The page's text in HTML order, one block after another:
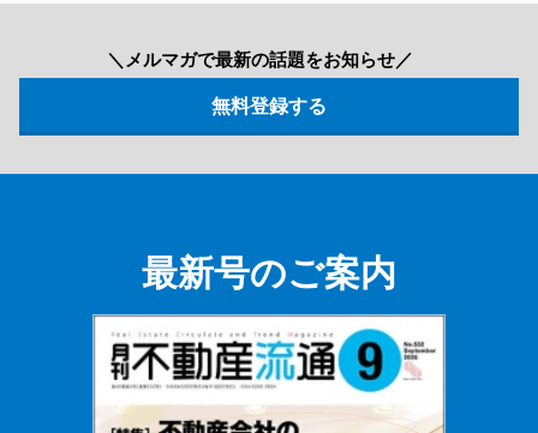
＼メルマガで最新の話題をお知らせ／
最新号のご案内